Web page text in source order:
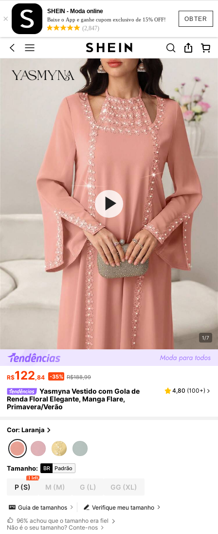
OBTER
×
SHEIN - Moda online
Baixe o App e ganhe cupom exclusivo de 15% OFF!
(2,847)
1/7
R$122,84 -35% R$188,99
Yasmyna Vestido com Gola de
Renda Floral Elegante, Manga Flare,
Primavera/Verão
4,80 (100+)
Cor: Laranja
Tamanho: BR Padrão
P (S)
1 left
M (M) G (L) GG (XL)
Verifique meu tamanho
Guia de tamanhos
96% achou que o tamanho era fiel
Não é o seu tamanho? Conte-nos